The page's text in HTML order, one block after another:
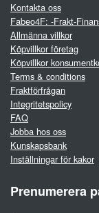
Kontakta oss
Fabeo4F: -Frakt-
Allmänna villkor
Köpvillkor företag
Köpvillkor
Terms & conditions
Fraktförfrågan
Integritetspolicy
FAQ
Jobba hos oss
Kunskapsbank
Inställningar för kakor
Prenumerera